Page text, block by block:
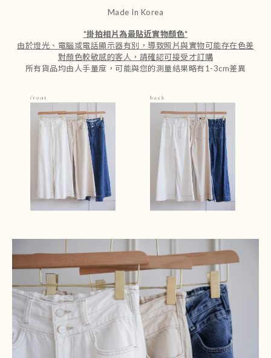
Made In Korea
*掛拍相片為最貼近實物顏色*
由於燈光、電腦或電話顯示器有別，導致照片與實物可能存在色差
對顏色較敏感的客人，請確認可接受才訂購
所有貨品均由人手量度，可能與您的測量結果略有1-3cm差異